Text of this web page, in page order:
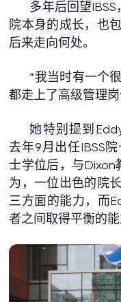
多年后回望
院本身的成长，也
后来走向何处。
“我当时有一个
都走上了高级管理岗
她特别提到
去年9月出任IBSS
士学位后，与Dixon
为，一位出色的院
三方面的能力，而
者之间取得平衡的能